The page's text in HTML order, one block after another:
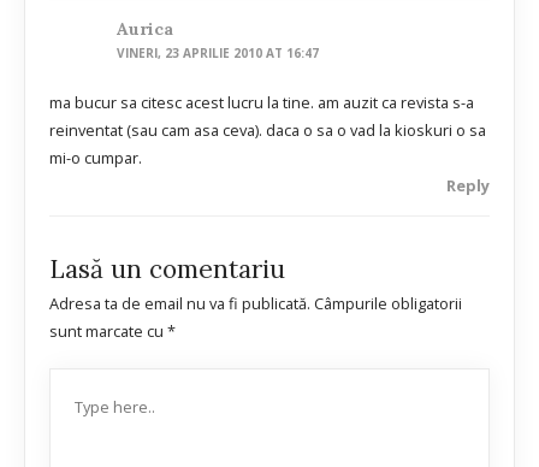
Aurica
VINERI, 23 APRILIE 2010 AT 16:47
ma bucur sa citesc acest lucru la tine. am auzit ca revista s-a
reinventat (sau cam asa ceva). daca o sa o vad la kioskuri o sa
mi-o cumpar.
Reply
Lasă un comentariu
Adresa ta de email nu va fi publicată. Câmpurile obligatorii
sunt marcate cu *